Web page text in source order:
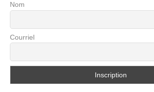
Nom
Courriel